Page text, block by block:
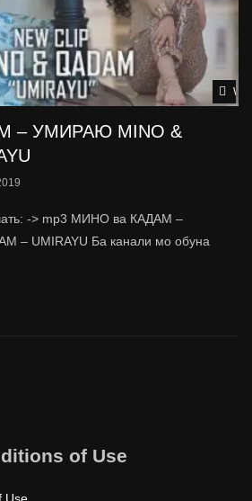
– УМИРАЮ MINO &
-> mp3 МИНО ва КАДАМ –
– UMIRAYU Ба канали мо обуна
of Use